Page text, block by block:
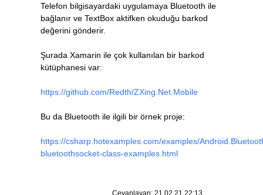
Telefon bilgisayardaki uygulamaya Bluetooth ile
bağlanır ve TextBox aktifken okuduğu barkod
değerini gönderir.
Şurada Xamarin ile çok kullanılan bir barkod
kütüphanesi var:
https://github.com/Redth/ZXing.Net.Mobile
Bu da Bluetooth ile ilgili bir örnek proje:
https://csharp.hotexamples.com/examples/
bluetoothsocket-class-examples.html
Cevaplayan: 21.02.21 22:13